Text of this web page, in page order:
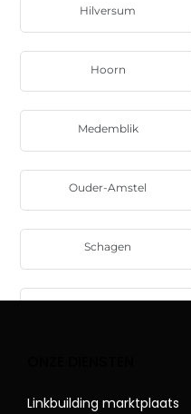
Hilversum
Hoorn
Medemblik
Ouder-Amstel
Schagen
Linkbuilding marktplaats